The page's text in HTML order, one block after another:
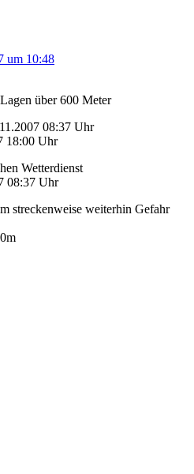
um 10:48
über 600 Meter
08:37 Uhr
18:00 Uhr
Wetterdienst
08:37 Uhr
streckenweise weiterhin Gefahr